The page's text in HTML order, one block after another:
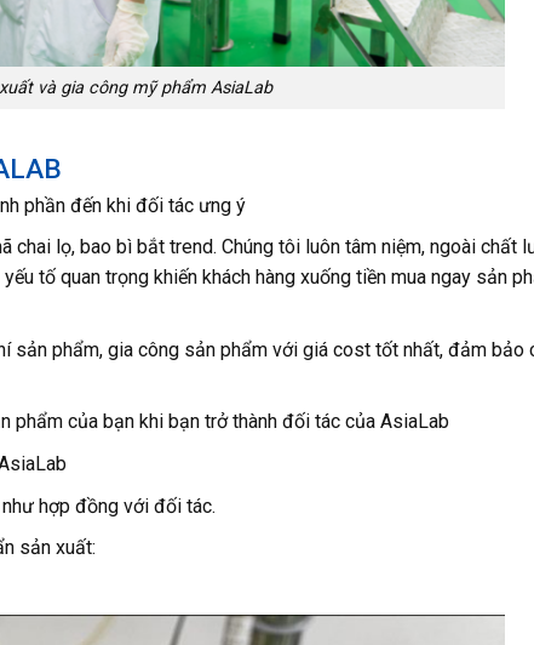
và gia công mỹ phẩm AsiaLab
phần đến khi đối tác ưng ý
chai lọ, bao bì bắt trend. Chúng tôi luôn tâm niệm, ngoài chất
tố quan trọng khiến khách hàng xuống tiền mua ngay sản
sản phẩm, gia công sản phẩm với giá cost tốt nhất, đảm bảo
phẩm của bạn khi bạn trở thành đối tác của AsiaLab
hợp đồng với đối tác.
sản xuất: